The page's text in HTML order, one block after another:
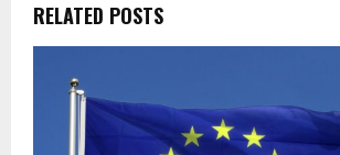
RELATED POSTS